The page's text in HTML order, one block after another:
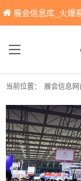
展会信息库_火爆展会网免费展会信息查询平台，提供专业
当前位置： 展会信息网